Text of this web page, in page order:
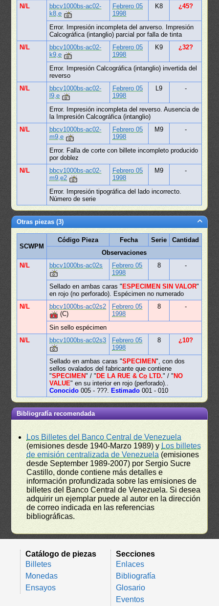
N/L
bbcv1000bs-ac02-
k8,e
Febrero 05
1998
K8 ¿45?
Error. Impresión incompleta del anverso. Impresión
Calcográfica (intanglio) parcial por falla de tinta
N/L
bbcv1000bs-ac02-
k9,e
Febrero 05
1998
K9 ¿32?
Error. Impresión Calcográfica (intanglio) invertida del
reverso
N/L
bbcv1000bs-ac02-
l9,e
Febrero 05
1998
L9 -
Error. Impresión incompleta del reverso. Ausencia de
la Impresión Calcográfica (intanglio)
N/L
bbcv1000bs-ac02-
m9,e
Febrero 05
1998
M9 -
Error. Falla de corte con billete incompleto producido
por doblez
N/L
bbcv1000bs-ac02-
m9,e2
Febrero 05
1998
M9 -
Error. Impresión tipográfica del lado incorrecto.
Número de serie
Otras piezas (3)
SCWPM
Código Pieza Fecha Serie
Cantidad
Observaciones
N/L
bbcv1000bs-ac02s
Febrero 05
1998
8 -
Sellado en ambas caras " ESPECIMEN SIN VALOR"
en rojo (no perforado). Espécimen no numerado
N/L
bbcv1000bs-ac02s2
(C)
Febrero 05
1998
8 -
Sin sello espécimen
N/L
bbcv1000bs-ac02s3
Febrero 05
1998
8 ¿10?
Sellado en ambas caras "SPECIMEN", con dos
sellos ovalados del fabricante que contiene
"SPECIMEN" / " DE LA RUE & Co̲ LTD." / " NO
VALUE" en su interior en rojo (perforado)..
Conocido 005 - ???. Estimado 001 - 010
Bibliografía recomendada
Los Billetes del Banco Central de Venezuela
(emisiones desde 1940-Marzo 1989) y Los billetes
de emisión centralizada de Venezuela (emisiones
desde September 1989-2007) por Sergio Sucre
Castillo, donde contiene más detalles e
información profundizada sobre las emisiones de
billetes del Banco Central de Venezuela. Si desea
adquirir un ejemplar puede al autor en la dirección
de correo indicada en las referencias
bibliográficas.
Catálogo de piezas
Billetes
Monedas
Ensayos
Secciones
Enlaces
Bibliografía
Glosario
Eventos